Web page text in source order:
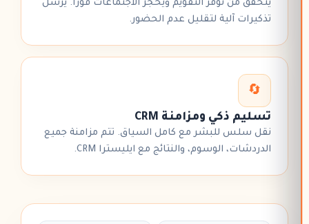
يتحقق من توفر التقويم ويحجز الاجتماعات فوراً. يرسل
تذكيرات آلية لتقليل عدم الحضور.
🔄
تسليم ذكي ومزامنة CRM
نقل سلس للبشر مع كامل السياق. تتم مزامنة جميع
الدردشات، الوسوم، والنتائج مع ايليسترا CRM .